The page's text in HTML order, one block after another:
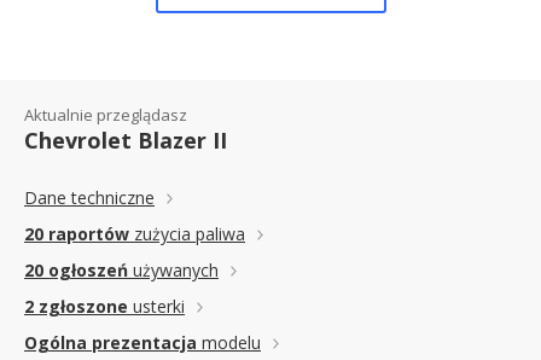
Aktualnie przeglądasz
Chevrolet Blazer II
Dane techniczne
20 raportów zużycia paliwa
20 ogłoszeń używanych
2 zgłoszone usterki
Ogólna prezentacja modelu